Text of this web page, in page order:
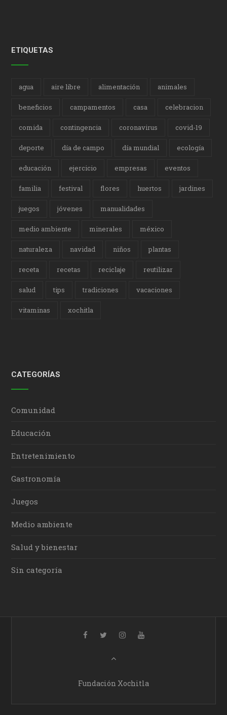
ETIQUETAS
agua aire libre alimentación animales
beneficios campamentos casa celebracion
comida contingencia coronavirus covid-19
deporte día de campo día mundial ecología
educación ejercicio empresas eventos
familia festival flores huertos jardines
juegos jóvenes manualidades
medio ambiente minerales méxico
naturaleza navidad niños plantas
receta recetas reciclaje reutilizar
salud tips tradiciones vacaciones
vitaminas xochitla
CATEGORÍAS
Comunidad
Educación
Entretenimiento
Gastronomía
Juegos
Medio ambiente
Salud y bienestar
Sin categoría
Fundación Xochitla